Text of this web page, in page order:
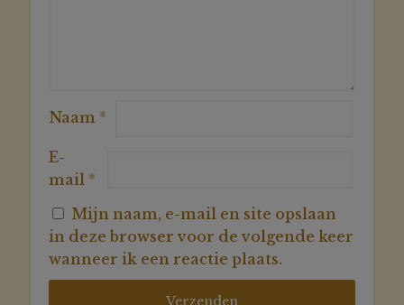
Naam *
E-
mail *
Mijn naam, e-mail en site opslaan
in deze browser voor de volgende keer
wanneer ik een reactie plaats.